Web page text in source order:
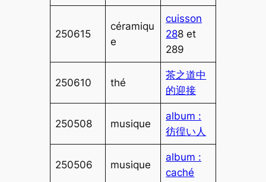
250615
céramiqu
e
cuisson
288 et
289
250610 thé
茶之道中
的迎接
250508 musique
album :
彷徨い人
250506 musique
album :
caché